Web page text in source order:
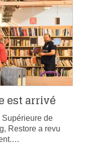
est arrivé
Supérieure de
Restore a revu